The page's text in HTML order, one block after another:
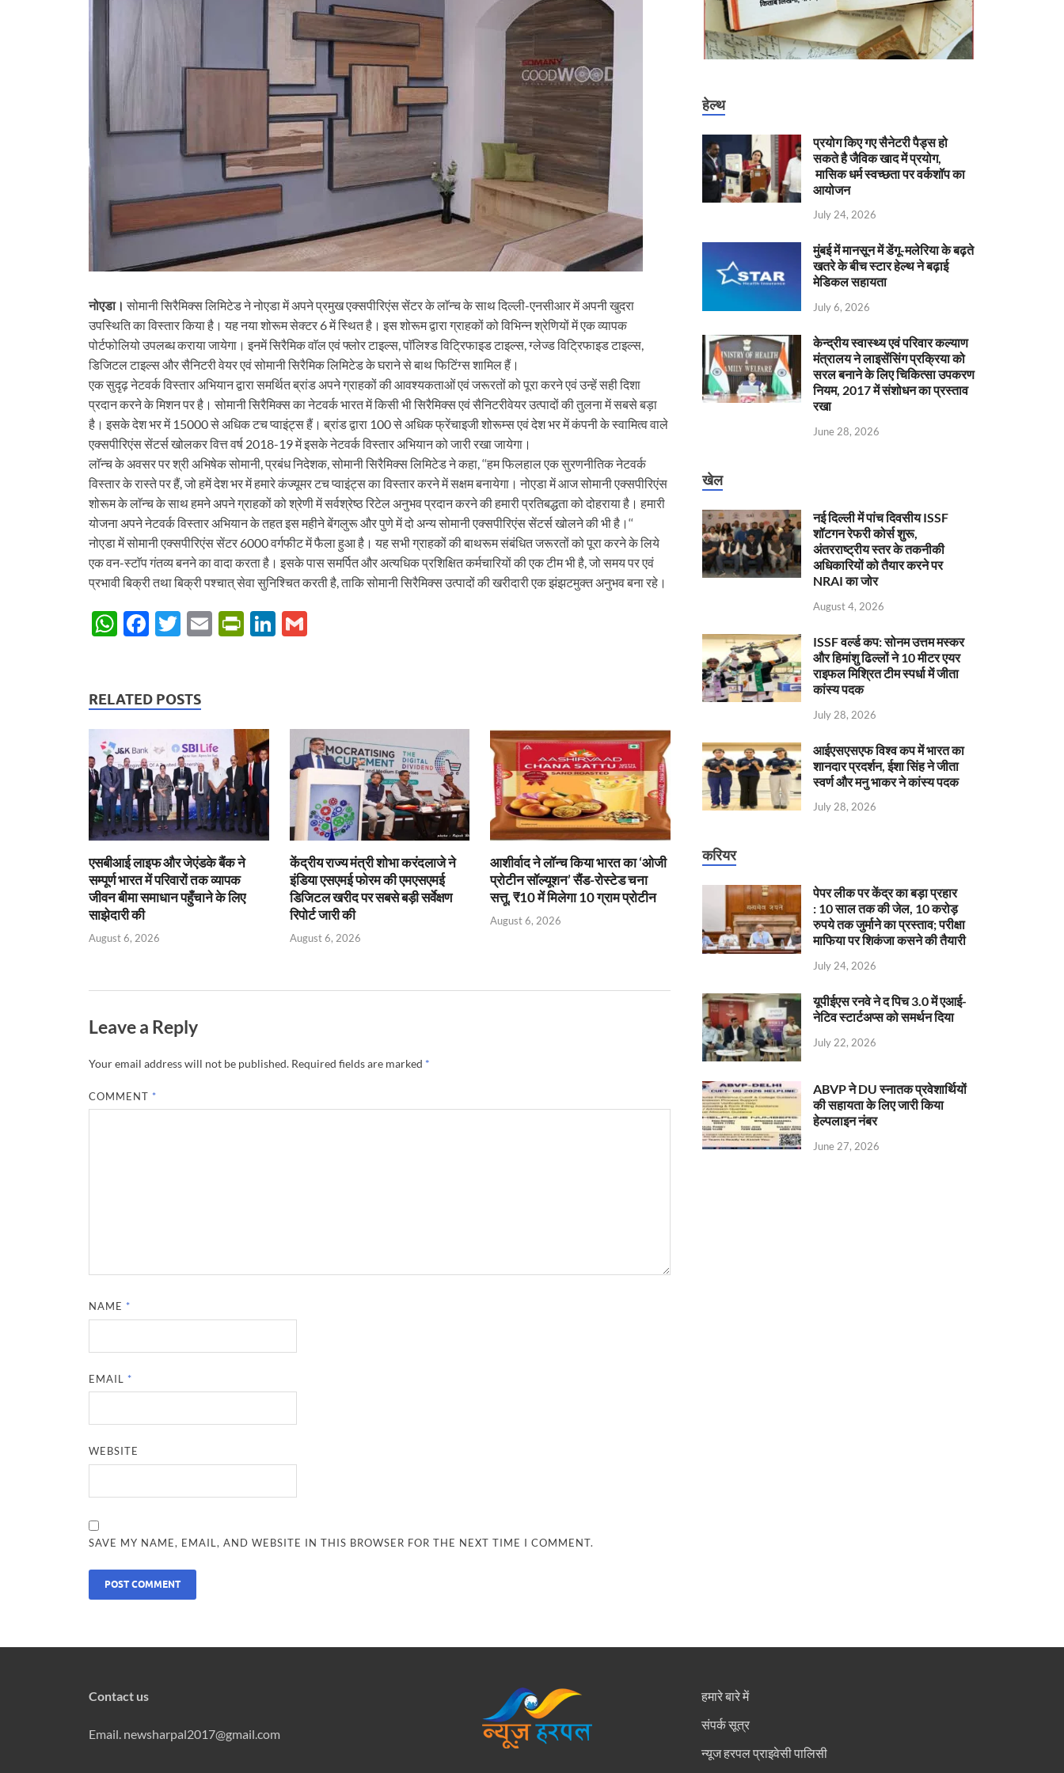
नोएडा। सोमानी सिरैमिक्स लिमिटेड ने नोएडा में अपने प्रमुख एक्सपीरिएंस सेंटर के लाॅन्च के साथ दिल्ली-एनसीआर में अपनी खुदरा
उपस्थिति का विस्तार किया है। यह नया शोरूम सेक्टर 6 में स्थित है। इस शोरूम द्वारा ग्राहकों को विभिन्न श्रेणियों में एक व्यापक
पोर्टफोलियो उपलब्ध कराया जायेगा। इनमें सिरैमिक वाॅल एवं फ्लोर टाइल्स, पाॅलिश्ड विट्रिफाइड टाइल्स, ग्लेज्ड विट्रिफाइड टाइल्स,
डिजिटल टाइल्स और सैनिटरी वेयर एवं सोमानी सिरैमिक लिमिटेड के घराने से बाथ फिटिंग्स शामिल हैं।
एक सुदृढ़ नेटवर्क विस्तार अभियान द्वारा समर्थित ब्रांड अपने ग्राहकों की आवश्यकताओं एवं जरूरतों को पूरा करने एवं उन्हें सही दिशा
प्रदान करने के मिशन पर है। सोमानी सिरैमिक्स का नेटवर्क भारत में किसी भी सिरैमिक्स एवं सैनिटरीवेयर उत्पादों की तुलना में सबसे बड़ा
है। इसके देश भर में 15000 से अधिक टच प्वाइंट्स हैं। ब्रांड द्वारा 100 से अधिक फ्रेंचाइजी शोरूम्स एवं देश भर में कंपनी के स्वामित्व वाले
एक्सपीरिएंस सेंटर्स खोलकर वित्त वर्ष 2018-19 में इसके नेटवर्क विस्तार अभियान को जारी रखा जायेगा।
लाॅन्च के अवसर पर श्री अभिषेक सोमानी, प्रबंध निदेशक, सोमानी सिरैमिक्स लिमिटेड ने कहा, ‘‘हम फिलहाल एक सुरणनीतिक नेटवर्क
विस्तार के रास्ते पर हैं, जो हमें देश भर में हमारे कंज्यूमर टच प्वाइंट्स का विस्तार करने में सक्षम बनायेगा। नोएडा में आज सोमानी एक्सपीरिएंस
शोरूम के लाॅन्च के साथ हमने अपने ग्राहकों को श्रेणी में सर्वश्रेष्ठ रिटेल अनुभव प्रदान करने की हमारी प्रतिबद्धता को दोहराया है। हमारी
योजना अपने नेटवर्क विस्तार अभियान के तहत इस महीने बेंगलुरू और पुणे में दो अन्य सोमानी एक्सपीरिएंस सेंटर्स खोलने की भी है।‘‘
नोएडा में सोमानी एक्सपीरिएंस सेंटर 6000 वर्गफीट में फैला हुआ है। यह सभी ग्राहकों की बाथरूम संबंधित जरूरतों को पूरा करने के लिये
एक वन-स्टाॅप गंतव्य बनने का वादा करता है। इसके पास समर्पित और अत्यधिक प्रशिक्षित कर्मचारियों की एक टीम भी है, जो समय पर एवं
प्रभावी बिक्री तथा बिक्री पश्चात् सेवा सुनिश्चित करती है, ताकि सोमानी सिरैमिक्स उत्पादों की खरीदारी एक झंझटमुक्त अनुभव बना रहे।
W
s
p
p
F
b
o
k
T
er
E
P
ie
n
dl
y
Li
dI
RELATED POSTS
एसबीआई लाइफ और जेएंडके बैंक ने
सम्पूर्ण भारत में परिवारों तक व्यापक
जीवन बीमा समाधान पहुँचाने के लिए
साझेदारी की
August 6, 2026
केंद्रीय राज्य मंत्री शोभा करंदलाजे ने
इंडिया एसएमई फोरम की एमएसएमई
डिजिटल खरीद पर सबसे बड़ी सर्वेक्षण
रिपोर्ट जारी की
August 6, 2026
आशीर्वाद ने लॉन्च किया भारत का ‘ओजी
प्रोटीन सॉल्यूशन’ सैंड-रोस्टेड चना
सत्तू, ₹10 में मिलेगा 10 ग्राम प्रोटीन
August 6, 2026
Leave a Reply
Your email address will not be published. Required fields are marked *
COMMENT *
NAME *
EMAIL *
WEBSITE
SAVE MY NAME, EMAIL, AND WEBSITE IN THIS BROWSER FOR THE NEXT TIME I COMMENT.
हेल्थ
प्रयोग किए गए सैनेटरी पैड्स हो
सकते है जैविक खाद में प्रयोग,
मासिक धर्म स्वच्छता पर वर्कशॉप का
आयोजन
July 24, 2026
मुंबई में मानसून में डेंगू-मलेरिया के बढ़ते
खतरे के बीच स्टार हेल्थ ने बढ़ाई
मेडिकल सहायता
July 6, 2026
केन्‍द्रीय स्वास्थ्य एवं परिवार कल्याण
मंत्रालय ने लाइसेंसिंग प्रक्रिया को
सरल बनाने के लिए चिकित्सा उपकरण
नियम, 2017 में संशोधन का प्रस्ताव
रखा
June 28, 2026
खेल
नई दिल्ली में पांच दिवसीय ISSF
शॉटगन रेफरी कोर्स शुरू,
अंतरराष्ट्रीय स्तर के तकनीकी
अधिकारियों को तैयार करने पर
NRAI का जोर
August 4, 2026
ISSF वर्ल्ड कप: सोनम उत्तम मस्कर
और हिमांशु ढिल्लों ने 10 मीटर एयर
राइफल मिश्रित टीम स्पर्धा में जीता
कांस्य पदक
July 28, 2026
आईएसएसएफ विश्व कप में भारत का
शानदार प्रदर्शन, ईशा सिंह ने जीता
स्वर्ण और मनु भाकर ने कांस्य पदक
July 28, 2026
करियर
पेपर लीक पर केंद्र का बड़ा प्रहार
: 10 साल तक की जेल, 10 करोड़
रुपये तक जुर्माने का प्रस्ताव; परीक्षा
माफिया पर शिकंजा कसने की तैयारी
July 24, 2026
यूपीईएस रनवे ने द पिच 3.0 में एआई-
नेटिव स्टार्टअप्स को समर्थन दिया
July 22, 2026
ABVP ने DU स्नातक प्रवेशार्थियों
की सहायता के लिए जारी किया
हेल्पलाइन नंबर
June 27, 2026
Contact us
Email. newsharpal2017@gmail.com
हमारे बारे में
संपर्क सूत्र
न्यूज हरपल प्राइवेसी पालिसी